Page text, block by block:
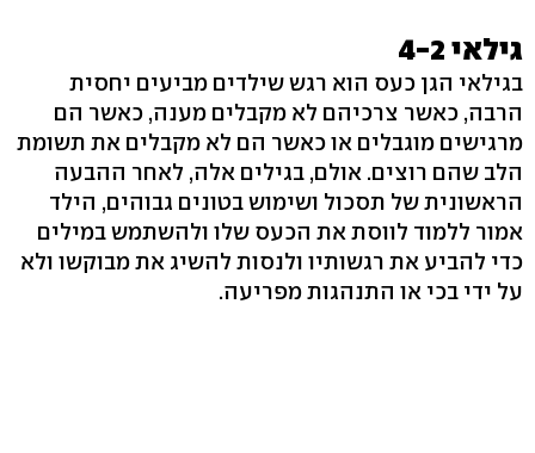
גילאי 4-2
בגילאי הגן כעס הוא רגש שילדים מביעים יחסית
הרבה, כאשר צרכיהם לא מקבלים מענה, כאשר הם
מרגישים מוגבלים או כאשר הם לא מקבלים את תשומת
הלב שהם רוצים. אולם, בגילים אלה, לאחר ההבעה
הראשונית של תסכול ושימוש בטונים גבוהים, הילד
אמור ללמוד לווסת את הכעס שלו ולהשתמש במילים
כדי להביע את רגשותיו ולנסות להשיג את מבוקשו ולא
על ידי בכי או התנהגות מפריעה.